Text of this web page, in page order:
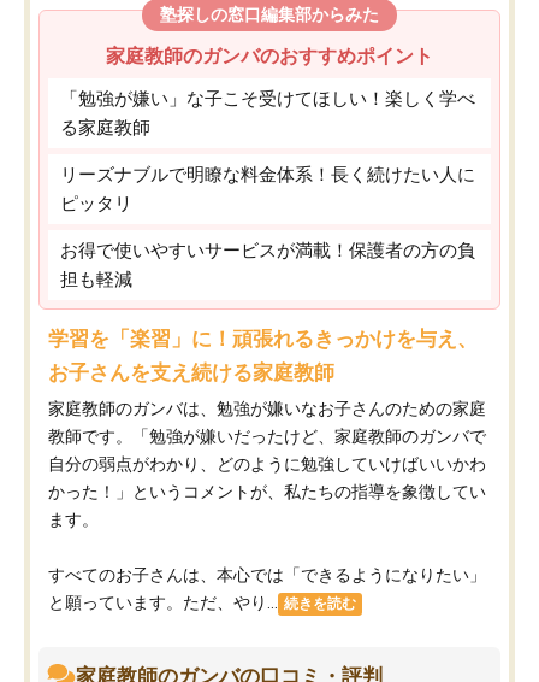
塾探しの窓口編集部からみた
家庭教師のガンバのおすすめポイント
「勉強が嫌い」な子こそ受けてほしい！楽しく学べ
る家庭教師
リーズナブルで明瞭な料金体系！長く続けたい人に
ピッタリ
お得で使いやすいサービスが満載！保護者の方の負
担も軽減
学習を「楽習」に！頑張れるきっかけを与え、
お子さんを支え続ける家庭教師
家庭教師のガンバは、勉強が嫌いなお子さんのための家庭
教師です。「勉強が嫌いだったけど、家庭教師のガンバで
自分の弱点がわかり、どのように勉強していけばいいかわ
かった！」というコメントが、私たちの指導を象徴してい
ます。
すべてのお子さんは、本心では「できるようになりたい」
と願っています。ただ、やり...
続きを読む
家庭教師のガンバの口コミ・評判